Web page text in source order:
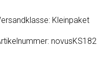
Kleinpaket
novusKS182